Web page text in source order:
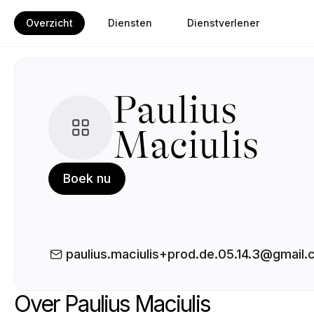
Overzicht Diensten Dienstverlener
Paulius
Maciulis
Boek nu
Over Paulius Maciulis